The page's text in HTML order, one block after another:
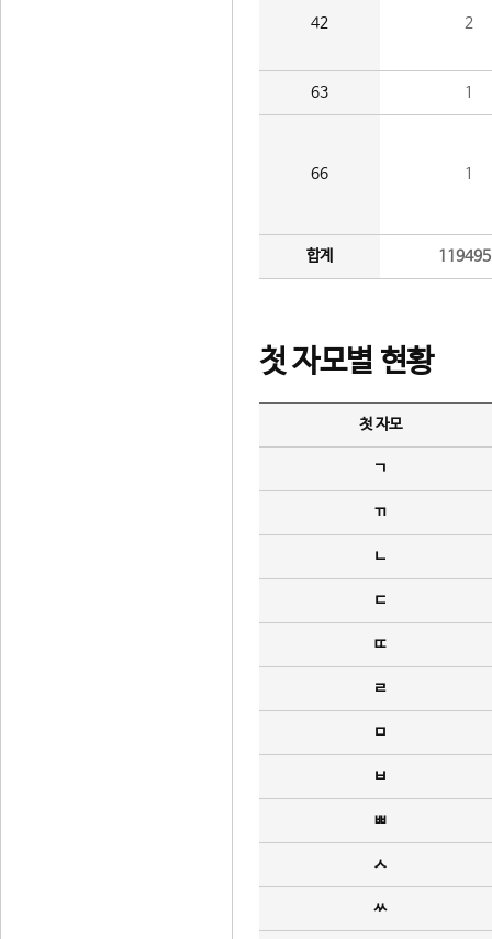
42 2
63 1
66 1
합계
첫 자모별 현황
첫 자모
ㄱ
ㄲ
ㄴ
ㄷ
ㄸ
ㄹ
ㅁ
ㅂ
ㅃ
ㅅ
ㅆ